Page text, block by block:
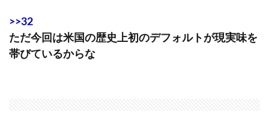
>>32
ただ今回は米国の歴史上初のデフォルトが現実味を
帯びているからな